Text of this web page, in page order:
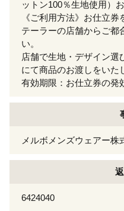
ットン100％生地使用）
《ご利用方法》お仕立
テーラーの店舗からご都
い。
店舗で生地・デザイン選
にて商品のお渡しをいた
有効期限：お仕立券の発
メルボメンズウェアー株
6424040